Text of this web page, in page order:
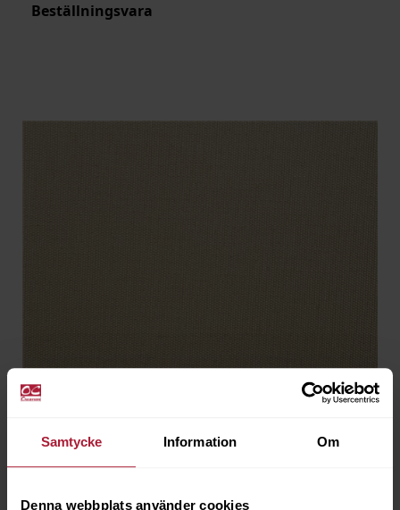
Samtycke Information Om
Denna webbplats använder cookies
Beställningsvara
Linetex Butter